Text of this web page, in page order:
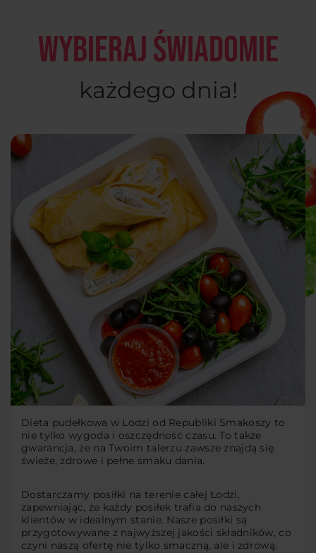
Wybieraj świadomie
każdego dnia!
Dieta pudełkowa w Lodzi od Republiki Smakoszy to
nie tylko wygoda i oszczędność czasu. To także
gwarancja, że na Twoim talerzu zawsze znajdą się
świeże, zdrowe i pełne smaku dania.
Dostarczamy posiłki na terenie całej Łodzi,
zapewniając, że każdy posiłek trafia do naszych
klientów w idealnym stanie. Nasze posiłki są
przygotowywane z najwyższej jakości składników, co
czyni naszą ofertę nie tylko smaczną, ale i zdrową.